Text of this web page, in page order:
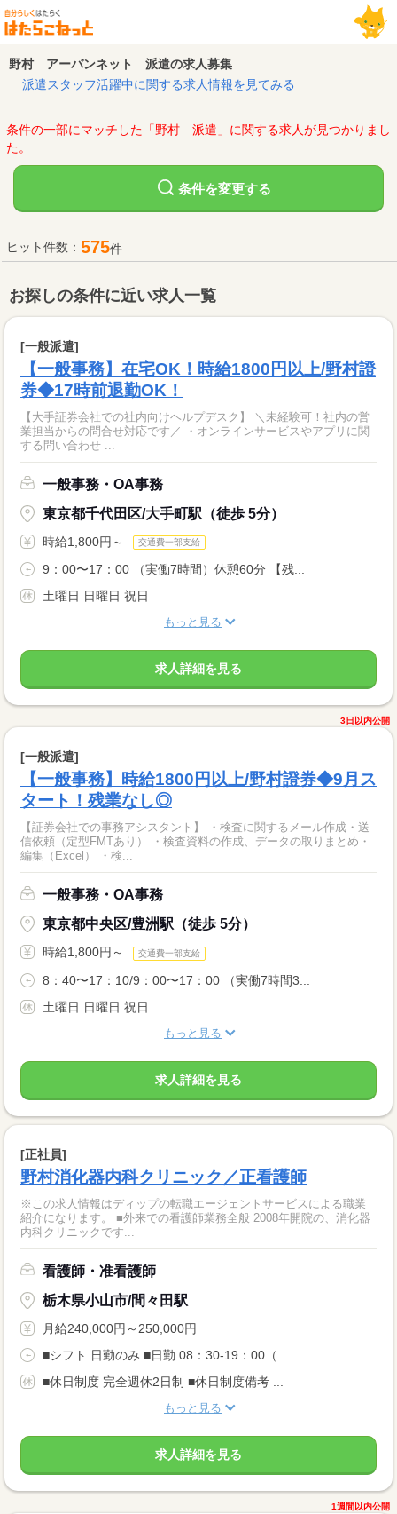
野村 アーバンネット 派遣の求人募集
派遣スタッフ活躍中に関する求人情報を見てみる
条件の一部にマッチした「野村 派遣」に関する求人が見つかりまし
た。
条件を変更する
ヒット件数： 575件
お探しの条件に近い求人一覧
[一般派遣]
【一般事務】在宅OK！時給1800円以上/野村證
券◆17時前退勤OK！
【大手証券会社での社内向けヘルプデスク】 ＼未経験可！社内の営
業担当からの問合せ対応です／ ・オンラインサービスやアプリに関
する問い合わせ ...
一般事務・OA事務
東京都千代田区/大手町駅（徒歩 5分）
時給1,800円～ 交通費一部支給
9：00〜17：00 （実働7時間）休憩60分 【残...
土曜日 日曜日 祝日
もっと見る
求人詳細を見る
3日以内公開
[一般派遣]
【一般事務】時給1800円以上/野村證券◆9月ス
タート！残業なし◎
【証券会社での事務アシスタント】 ・検査に関するメール作成・送
信依頼（定型FMTあり） ・検査資料の作成、データの取りまとめ・
編集（Excel） ・検...
一般事務・OA事務
東京都中央区/豊洲駅（徒歩 5分）
時給1,800円～ 交通費一部支給
8：40〜17：10/9：00〜17：00 （実働7時間3...
土曜日 日曜日 祝日
もっと見る
求人詳細を見る
[正社員]
野村消化器内科クリニック／正看護師
※この求人情報はディップの転職エージェントサービスによる職業
紹介になります。 ■外来での看護師業務全般 2008年開院の、消化器
内科クリニックです...
看護師・准看護師
栃木県小山市/間々田駅
月給240,000円～250,000円
■シフト 日勤のみ ■日勤 08：30-19：00（...
■休日制度 完全週休2日制 ■休日制度備考 ...
もっと見る
求人詳細を見る
1週間以内公開